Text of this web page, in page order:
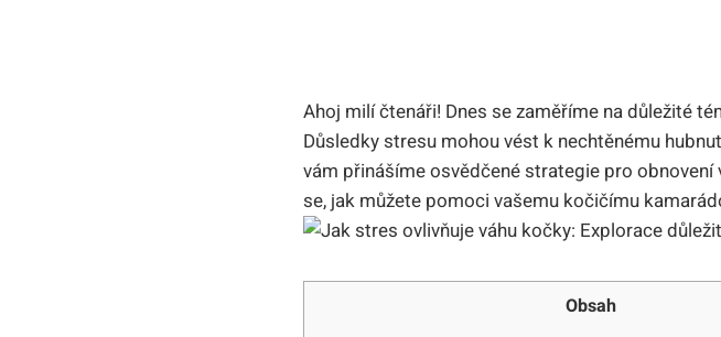
Ahoj milí čtenáři! Dnes se zaměříme na důležité
Důsledky stresu mohou vést k nechtěnému
vám přinášíme osvědčené strategie pro
se, jak můžete pomoci vašemu kočičímu
Obsah